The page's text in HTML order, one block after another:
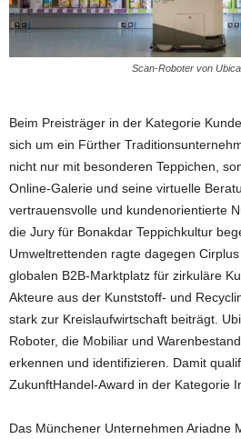
Scan-Roboter von
Beim Preisträger in der Kategorie
sich um ein Fürther
nicht nur mit besonderen Teppichen,
Online-Galerie und seine virtuelle
vertrauensvolle und kundenorientierte
die Jury für Bonakdar Teppichkultur
Umweltrettenden ragte dagegen
globalen B2B-Marktplatz für zirkuläre
Akteure aus der Kunststoff- und
stark zur Kreislaufwirtschaft beiträgt.
Roboter, die Mobiliar und
erkennen und identifizieren. Damit
ZukunftHandel-Award in der Kategorie
Das Münchener Unternehmen Ariadne